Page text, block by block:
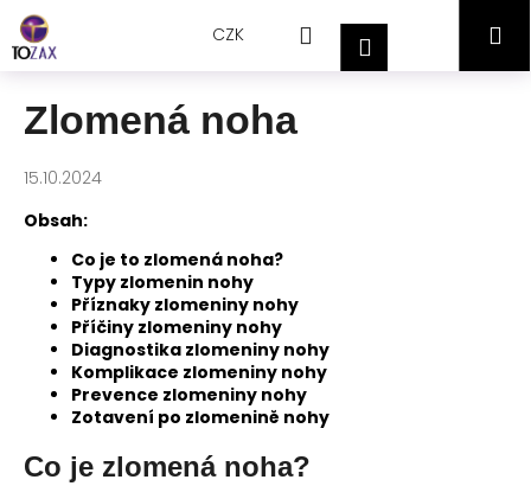
Přejít
obsah
CZK HledatPřihlášeníNákupní
Zlomená noha
15.10.2024
Obsah:
Co je to zlomená noha?
Typy zlomenin nohy
Příznaky zlomeniny nohy
Příčiny zlomeniny nohy
Diagnostika zlomeniny nohy
Komplikace zlomeniny nohy
Prevence zlomeniny nohy
Zotavení po zlomenině nohy
Co je zlomená noha?
o
C
p
o
t